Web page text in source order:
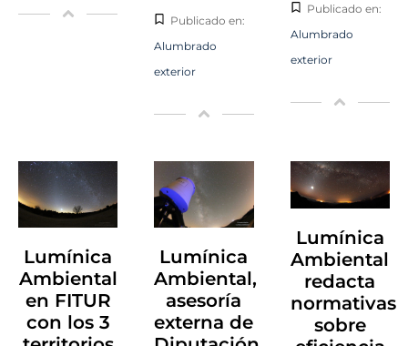
Publicado en:
Alumbrado
exterior
Publicado en:
Alumbrado
exterior
Lumínica
Ambiental
en FITUR
con los 3
Lumínica
Ambiental,
asesoría
externa de
Lumínica
Ambiental
redacta
normativas
sobre